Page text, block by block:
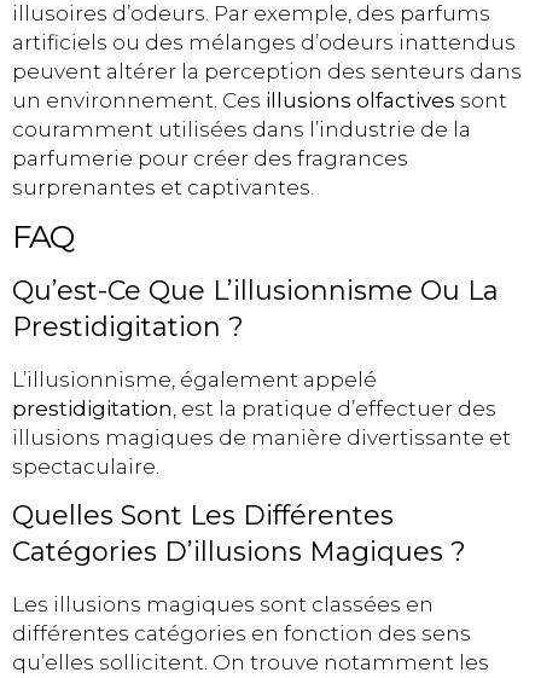
illusoires d’odeurs. Par exemple, des parfums
artificiels ou des mélanges d’odeurs inattendus
peuvent altérer la perception des senteurs dans
un environnement. Ces illusions olfactives sont
couramment utilisées dans l’industrie de la
parfumerie pour créer des fragrances
surprenantes et captivantes.
FAQ
Qu’est-Ce Que L’illusionnisme Ou La
Prestidigitation ?
L’illusionnisme, également appelé
prestidigitation , est la pratique d’effectuer des
illusions magiques de manière divertissante et
spectaculaire.
Quelles Sont Les Différentes
Catégories D’illusions Magiques ?
Les illusions magiques sont classées en
différentes catégories en fonction des sens
qu’elles sollicitent. On trouve notamment les